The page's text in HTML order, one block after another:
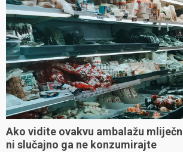
Ako vidite ovakvu ambalažu
ni slučajno ga ne konzumirajte